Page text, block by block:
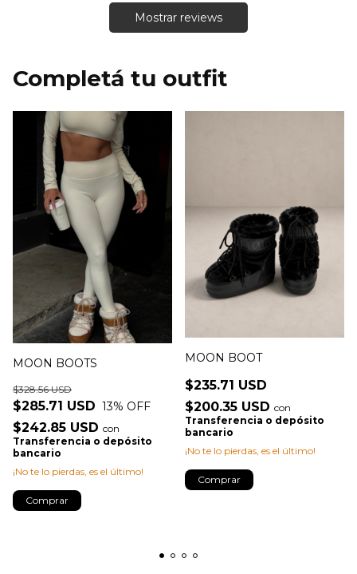
Mostrar reviews
MOON BOOTS
$285.71 USD
$328.56 USD
13% OFF
$242.85 USD con
Transferencia o depósito
bancario
¡No te lo pierdas, es el último!
Comprar
MOON BOOT
$235.71 USD
$200.35 USD con
Transferencia o depósito
bancario
¡No te lo pierdas, es el último!
Comprar